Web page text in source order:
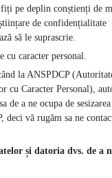
fiți pe deplin conștienți de
de confidențialitate
să le suprascrie.
cu caracter personal.
la ANSPDCP
cu Caracter Personal),
de a ne ocupa de sesizarea
deci vă rugăm sa ne
și datoria dvs. de a